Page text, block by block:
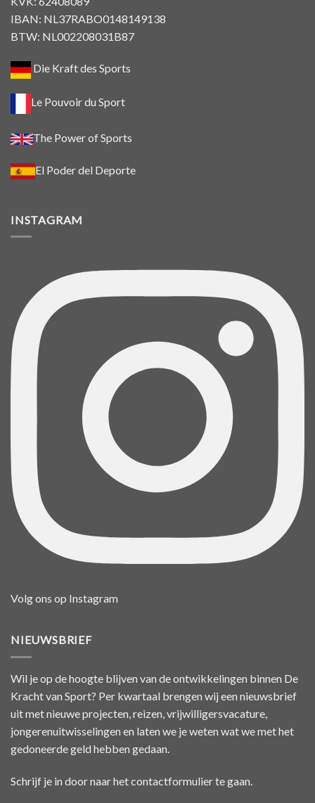
IBAN: NL37RABO0148149138
BTW: NL002208031B87
Die Kraft des Sports
Le Pouvoir du Sport
The Power of Sports
El Poder del Deporte
INSTAGRAM
Volg ons op Instagram
NIEUWSBRIEF
Wil je op de hoogte blijven van de ontwikkelingen binnen De
Kracht van Sport? Per kwartaal brengen wij een nieuwsbrief
uit met nieuwe projecten, reizen, vrijwilligersvacature,
jongerenuitwisselingen en laten we je weten wat we met het
gedoneerde geld hebben gedaan.
Schrijf je in door naar hetcontactformulierte gaan.